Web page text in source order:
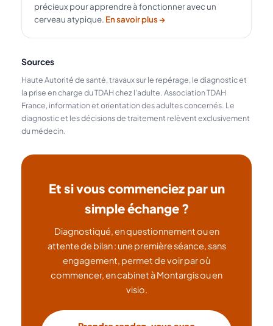
précieux pour apprendre à fonctionner avec un
cerveau atypique. En savoir plus →
Sources
Haute Autorité de santé, travaux sur le repérage, le diagnostic et
la prise en charge du TDAH chez l’adulte. Association TDAH
France, information et orientation des adultes concernés. Le
diagnostic et les décisions de traitement relèvent exclusivement
du médecin.
Et si vous commenciez par un
simple échange ?
Diagnostiqué, en questionnement ou en
attente de bilan : une première séance, sans
engagement, permet de voir par où
commencer, en cabinet à Montargis ou en
visio.